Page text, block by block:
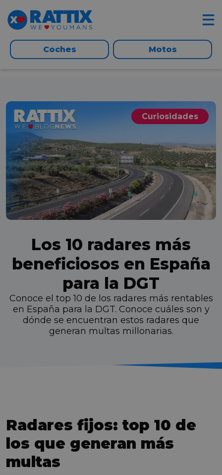
Coches Motos
Curiosidades
Los 10 radares más
beneficiosos en España
para la DGT
Conoce el top 10 de los radares más rentables
en España para la DGT. Conoce cuáles son y
dónde se encuentran estos radares que
generan multas millonarias.
Radares fijos: top 10 de
los que generan más
multas